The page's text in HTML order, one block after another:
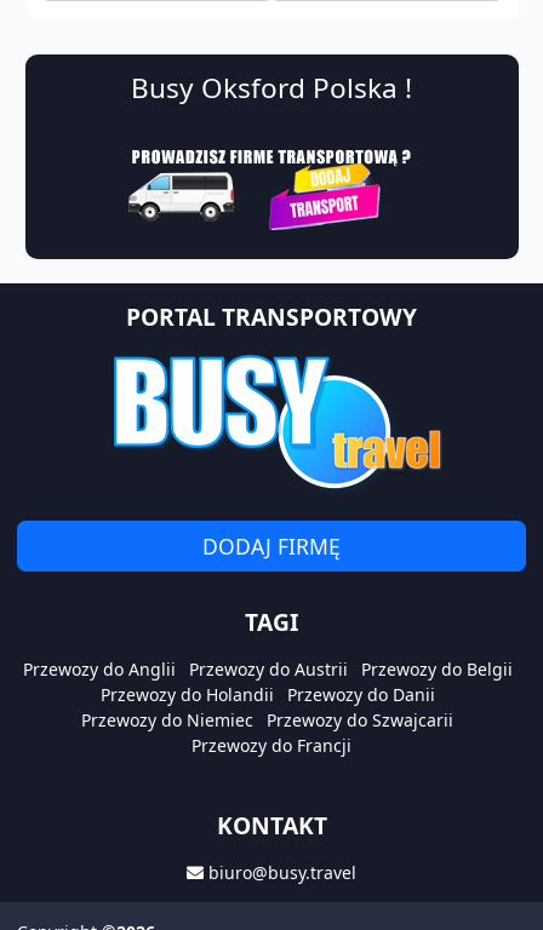
Busy Oksford Polska !
PORTAL TRANSPORTOWY
DODAJ FIRMĘ
TAGI
Przewozy do Anglii Przewozy do Austrii
Przewozy do Belgii
Przewozy do Holandii
Przewozy do Danii
Przewozy do Niemiec
Przewozy do Szwajcarii
Przewozy do Francji
KONTAKT
biuro@busy.travel